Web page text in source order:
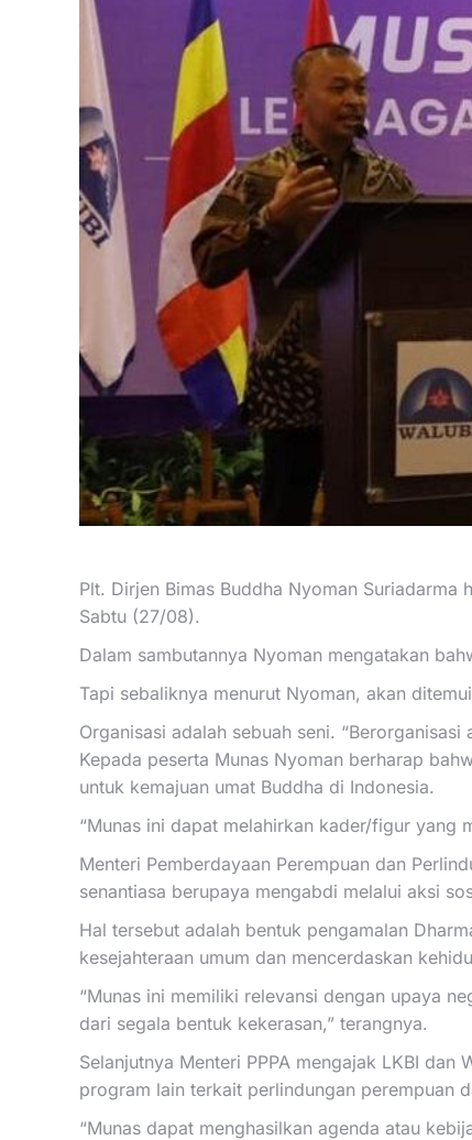
Plt. Dirjen Bimas Buddha Nyoman Suriadarma
Sabtu (27/08).
Dalam sambutannya Nyoman mengatakan
Tapi sebaliknya menurut Nyoman, akan
Organisasi adalah sebuah seni.
Kepada peserta Munas Nyoman berharap
untuk kemajuan umat Buddha di Indonesia.
“Munas ini dapat melahirkan kader/figur yang
Menteri Pemberdayaan Perempuan dan
senantiasa berupaya mengabdi melalui aksi
Hal tersebut adalah bentuk pengamalan
kesejahteraan umum dan mencerdaskan
“Munas ini memiliki relevansi dengan upaya
dari segala bentuk kekerasan,” terangnya.
Selanjutnya Menteri PPPA mengajak LKBI
program lain terkait perlindungan perempuan
“Munas dapat menghasilkan agenda atau